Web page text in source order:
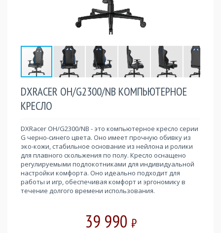
DXRACER OH/G2300/NB КОМПЬЮТЕРНОЕ
КРЕСЛО
DXRacer OH/G2300/NB - это компьютерное кресло серии
G черно-синего цвета. Оно имеет прочную обивку из
эко-кожи, стабильное основание из нейлона и ролики
для плавного скольжения по полу. Кресло оснащено
регулируемыми подлокотниками для индивидуальной
настройки комфорта. Оно идеально подходит для
работы и игр, обеспечивая комфорт и эргономику в
течение долгого времени использования.
39 990 ₽